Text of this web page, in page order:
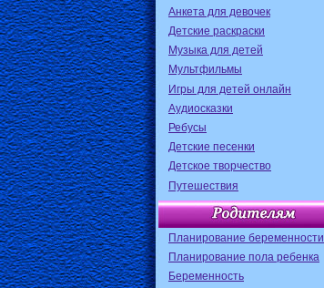
Анкета для девочек
Детские раскраски
Музыка для детей
Мультфильмы
Игры для детей онлайн
Аудиосказки
Ребусы
Детские песенки
Детское творчество
Путешествия
Планирование беременности
Планирование пола ребенка
Беременность